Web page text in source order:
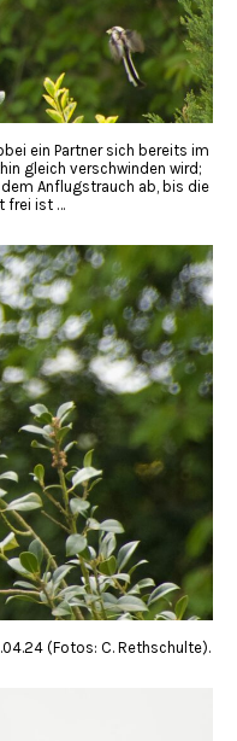
ein Partner sich bereits im
gleich verschwinden wird;
Anflugstrauch ab, bis die
frei ist …
(Fotos: C. Rethschulte).